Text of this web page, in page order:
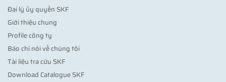
Đại lý ủy quyền SKF
Giới thiệu chung
Profile công ty
Báo chí nói về chúng tôi
Tài liệu tra cứu SKF
Download Catalogue SKF